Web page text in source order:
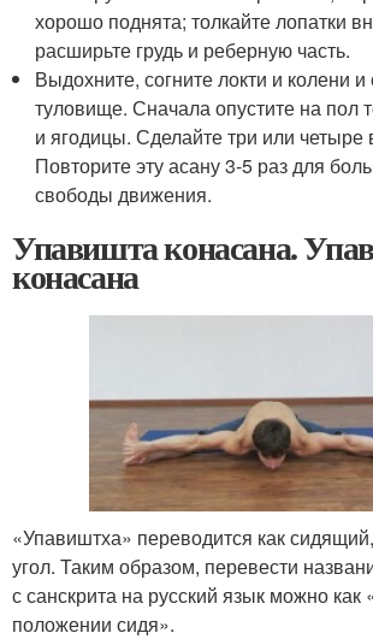
хорошо поднята; толкайте лопатки
расширьте грудь и реберную часть.
Выдохните, согните локти и колени и
туловище. Сначала опустите на пол
и ягодицы. Сделайте три или четыре
Повторите эту асану 3-5 раз для
свободы движения.
Упавишта конасана.
конасана
«Упавиштха» переводится как
угол. Таким образом, перевести
с санскрита на русский язык можно как
положении сидя».